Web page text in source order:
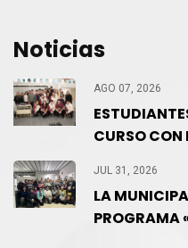
Noticias
AGO 07, 2026
CURSO CON
JUL 31, 2026
LA
PROGRAMA